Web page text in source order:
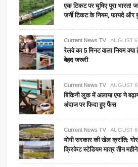
एक टिकट पर घूमिए पूरा भारत!
जर्नी टिकट के नियम, फायदे और
Current News TV AUGUST
रेलवे का 5 मिनट वाला नियम
बेहद जरूरी
Current News TV AUGUST
बिकिनी लुक में अलाया एफ ने
अंदाज पर फिदा हुए फैंस
Current News TV AUGUST
योगी सरकार की खेल क्रांति:
क्रिकेट स्टेडियम मात्र तीन